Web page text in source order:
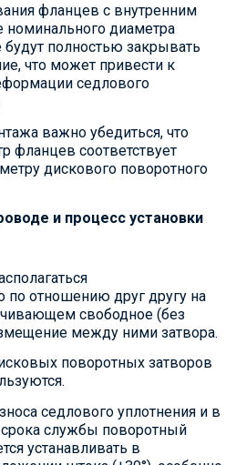
фланцев с внутренним
диаметра
полностью закрывать
что может привести к
седлового
важно убедиться, что
фланцев соответствует
дискового поворотного
и процесс установки
по отношению друг другу на
свободное (без
между ними затвора.
поворотных затворов
седлового уплотнения и в
службы поворотный
устанавливать в